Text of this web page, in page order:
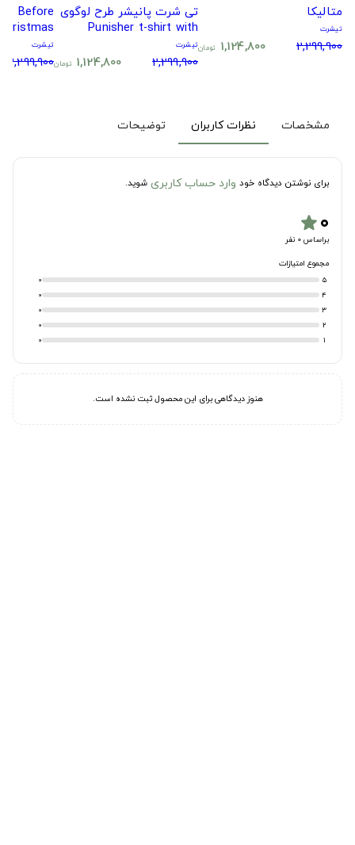
متالیکا
تیشرت
2,299,900
1,124,800 تومان
تی شرت پانیشر طرح لوگوی
Punisher t-shirt with
Punisher logo design
تیشرت
2,299,900
1,124,800 تومان
Before
Christmas طرح
تیشرت
2,299,900
مشخصات نظرات کاربران توضیحات
برای نوشتن دیدگاه خود وارد حساب کاربری شوید.
۰star
براساس 0 نفر
مجموع امتیازات
5
0
4
0
3
0
2
0
1
0
هنوز دیدگاهی برای این محصول ثبت نشده است.